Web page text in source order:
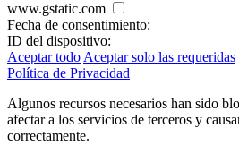
www.gstatic.com
Fecha de consentimiento:
ID del dispositivo:
Aceptar todo Aceptar solo las requeridas
Política de Privacidad
Algunos recursos necesarios han sido
afectar a los servicios de terceros y
correctamente.